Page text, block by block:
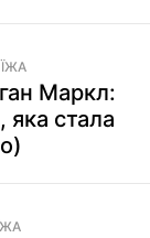
ЇЖА
Маркл:
яка стала